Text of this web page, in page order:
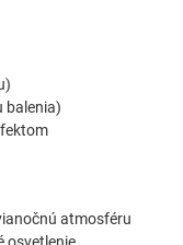
balenia)
atmosféru